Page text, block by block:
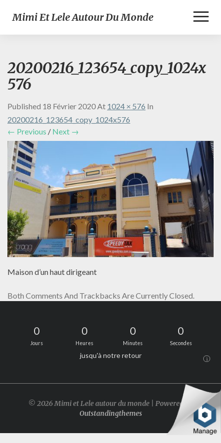
Mimi Et Lele Autour Du Monde
20200216_123654_copy_1024x
576
Published 18 Février 2020At 1024 × 576 In
20200216_123654_copy_1024x576
← Previous / Next →
Maison d’un haut dirigeant
Both Comments And Trackbacks Are Currently Closed.
0
Jours
0
Heures
0
Minutes
0
Secondes
jusqu'à notre retour i
© 2026 Mimi et Lele autour du monde | Powered by
Outstandingthemes